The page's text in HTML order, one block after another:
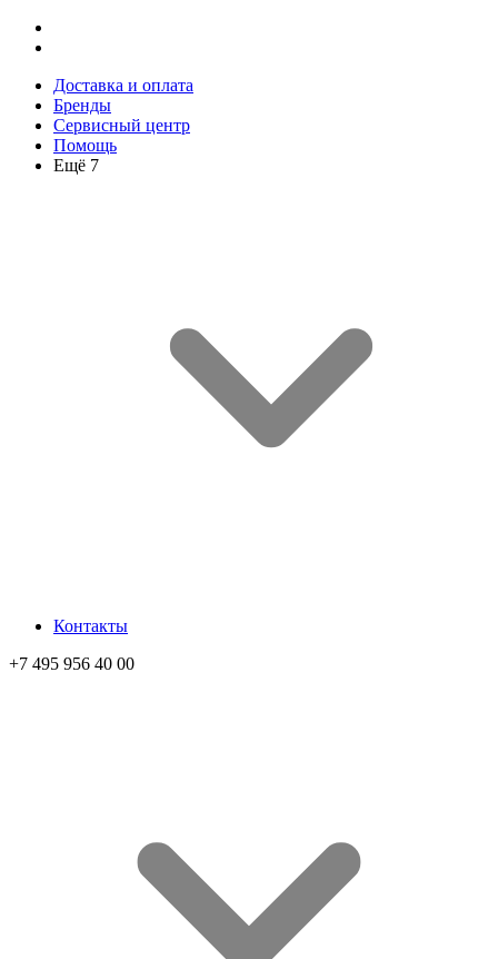
Доставка и оплата
Бренды
Сервисный центр
Помощь
Ещё 7
Контакты
+7 495 956 40 00